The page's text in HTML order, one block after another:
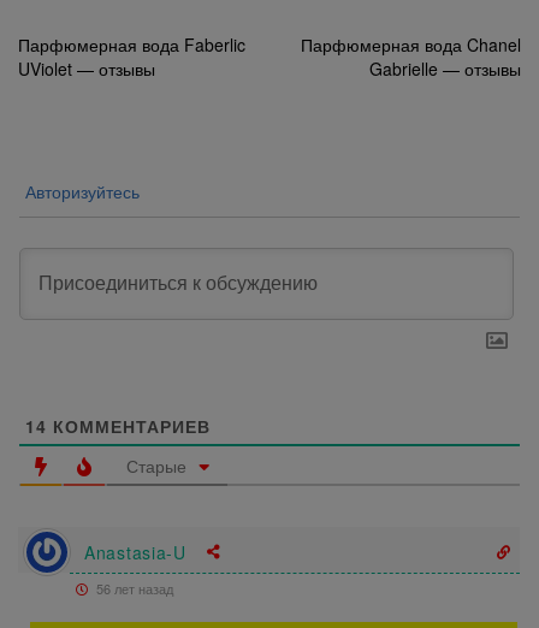
Навигация
по
Парфюмерная вода Faberlic
UViolet — отзывы
Парфюмерная вода Chanel
Gabrielle — отзывы
Авторизуйтесь
14 КОММЕНТАРИЕВ
Старые
Anastasia-U
56 лет назад